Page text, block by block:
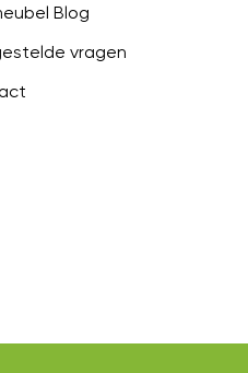
Blog
vragen